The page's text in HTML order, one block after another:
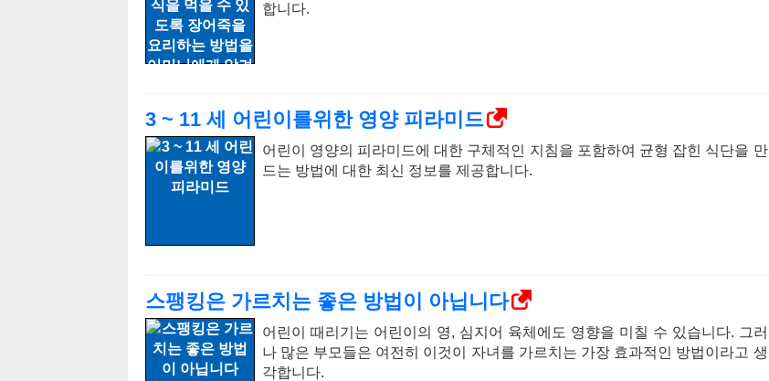
합니다.
3 ~ 11 세 어린이를위한 영양 피라미드
어린이 영양의 피라미드에 대한 구체적인 지침을 포함하여 균형 잡힌 식단을 만
드는 방법에 대한 최신 정보를 제공합니다.
스팽킹은 가르치는 좋은 방법이 아닙니다
어린이 때리기는 어린이의 영, 심지어 육체에도 영향을 미칠 수 있습니다. 그러
나 많은 부모들은 여전히 ​​이것이 자녀를 가르치는 가장 효과적인 방법이라고 생
각합니다.